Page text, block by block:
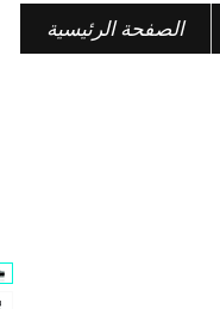
الصفحة الرئيسية